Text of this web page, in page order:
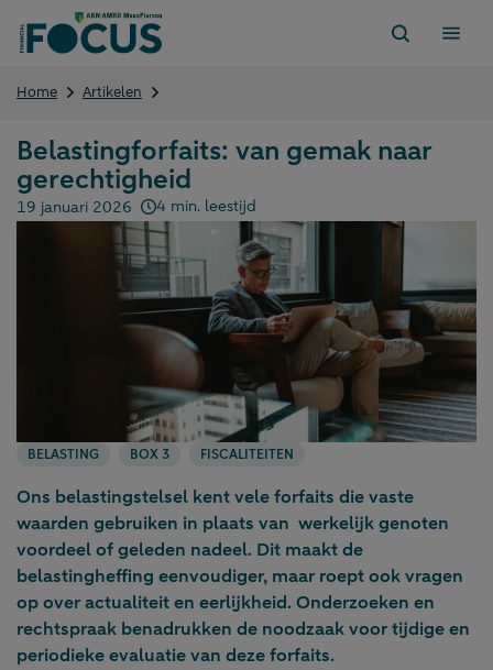
naar
Home Artikelen
naar
gerechtigheid
Belastingforfaits: van gemak naar
gerechtigheid
Gepubliceerd op:
19 januari 2026 4 min. leestijd
BELASTING BOX 3 FISCALITEITEN
Ons belastingstelsel kent vele forfaits die vaste
waarden gebruiken in plaats van werkelijk genoten
voordeel of geleden nadeel. Dit maakt de
belastingheffing eenvoudiger, maar roept ook vragen
op over actualiteit en eerlijkheid. Onderzoeken en
rechtspraak benadrukken de noodzaak voor tijdige en
periodieke evaluatie van deze forfaits.